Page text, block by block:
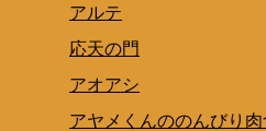
アルテ
応天の門
アオアシ
アヤメくんののんびり